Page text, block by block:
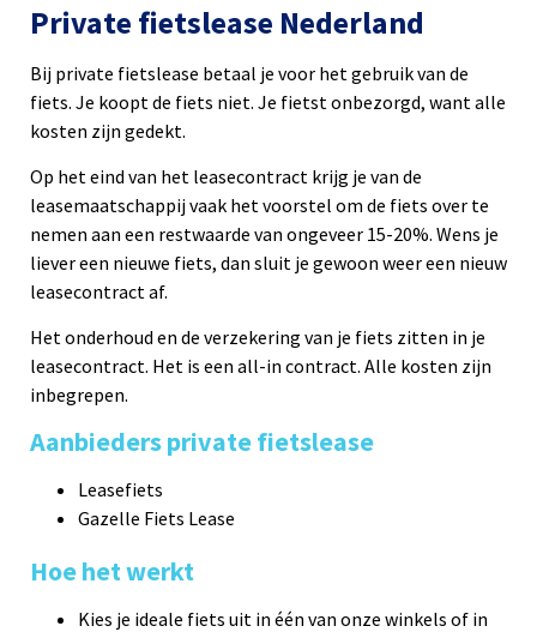
Private fietslease Nederland
Bij private fietslease betaal je voor het gebruik van de
fiets. Je koopt de fiets niet. Je fietst onbezorgd, want alle
kosten zijn gedekt.
Op het eind van het leasecontract krijg je van de
leasemaatschappij vaak het voorstel om de fiets over te
nemen aan een restwaarde van ongeveer 15-20%. Wens je
liever een nieuwe fiets, dan sluit je gewoon weer een nieuw
leasecontract af.
Het onderhoud en de verzekering van je fiets zitten in je
leasecontract. Het is een all-in contract. Alle kosten zijn
inbegrepen.
Aanbieders private fietslease
Leasefiets
Gazelle Fiets Lease
Hoe het werkt
Kies je ideale fiets uit in één van onze winkels of in